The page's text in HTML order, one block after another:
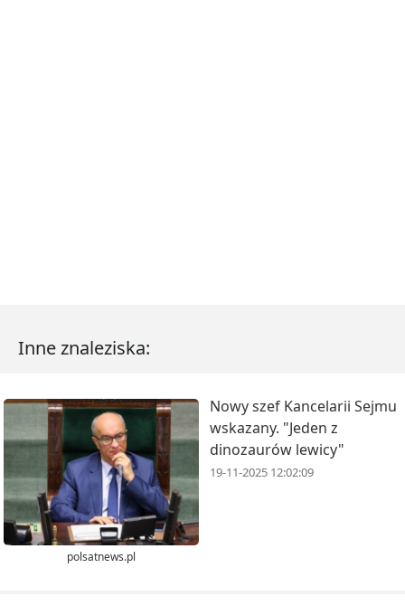
Inne znaleziska:
polsatnews.pl
Nowy szef Kancelarii Sejmu
wskazany. "Jeden z
dinozaurów lewicy"
19-11-2025 12:02:09